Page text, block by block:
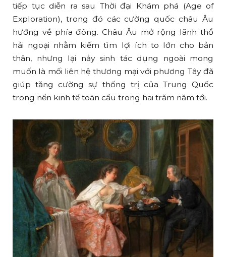
tiếp tục diễn ra sau Thời đại Khám phá (Age of
Exploration), trong đó các cường quốc châu Âu
hướng về phía đông. Châu Âu mở rộng lãnh thổ
hải ngoại nhằm kiếm tìm lợi ích to lớn cho bản
thân, nhưng lại nảy sinh tác dụng ngoài mong
muốn là mối liên hệ thương mại với phương Tây đã
giúp tăng cường sự thống trị của Trung Quốc
trong nền kinh tế toàn cầu trong hai trăm năm tới.